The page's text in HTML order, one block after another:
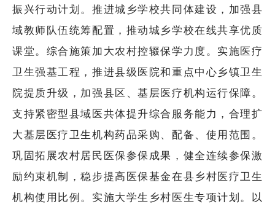
振兴行动计划。推进城乡学校共同体建设，加强县
域教师队伍统筹配置，推动城乡学校在线共享优质
课堂。综合施策加大农村控辍保学力度。实施医疗
卫生强基工程，推进县级医院和重点中心乡镇卫生
院提质升级，加强县区、基层医疗机构运行保障。
支持紧密型县域医共体提升综合服务能力，合理扩
大基层医疗卫生机构药品采购、配备、使用范围。
巩固拓展农村居民医保参保成果，健全连续参保激
励约束机制，稳步提高医保基金在县乡村医疗卫生
机构使用比例。实施大学生乡村医生专项计划。以